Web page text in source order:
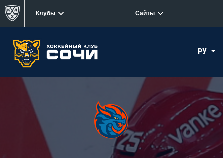
Клубы Сайты
РУ